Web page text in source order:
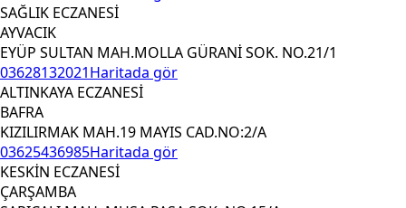
SAĞLIK ECZANESİ
AYVACIK
EYÜP SULTAN MAH.MOLLA GÜRANİ SOK. NO.21/1
03628132021Haritada gör
ALTINKAYA ECZANESİ
BAFRA
KIZILIRMAK MAH.19 MAYIS CAD.NO:2/A
03625436985Haritada gör
KESKİN ECZANESİ
ÇARŞAMBA